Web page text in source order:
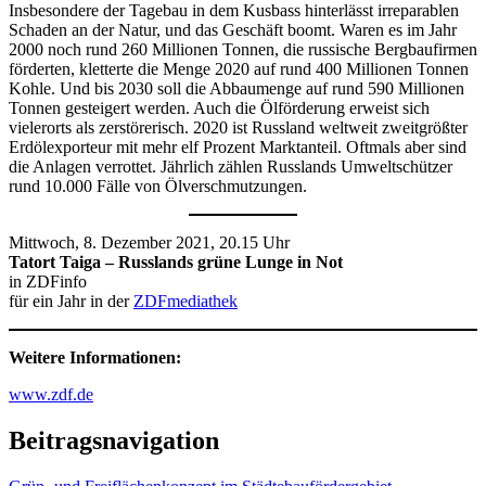
Insbesondere der Tagebau in dem Kusbass hinterlässt irreparablen
Schaden an der Natur, und das Geschäft boomt. Waren es im Jahr
2000 noch rund 260 Millionen Tonnen, die russische Bergbaufirmen
förderten, kletterte die Menge 2020 auf rund 400 Millionen Tonnen
Kohle. Und bis 2030 soll die Abbaumenge auf rund 590 Millionen
Tonnen gesteigert werden. Auch die Ölförderung erweist sich
vielerorts als zerstörerisch. 2020 ist Russland weltweit zweitgrößter
Erdölexporteur mit mehr elf Prozent Marktanteil. Oftmals aber sind
die Anlagen verrottet. Jährlich zählen Russlands Umweltschützer
rund 10.000 Fälle von Ölverschmutzungen.
Mittwoch, 8. Dezember 2021, 20.15 Uhr
Tatort Taiga – Russlands grüne Lunge in Not
in ZDFinfo
für ein Jahr in der ZDFmediathek
Weitere Informationen:
www.zdf.de
Beitragsnavigation